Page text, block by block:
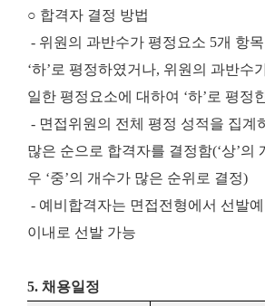
○ 합격자 결정 방법
- 위원의 과반수가 평정요소 5개 항
‘하’로 평정하였거나, 위원의 과반수
일한 평정요소에 대하여 ‘하’로 평정
- 면접위원의 전체 평정 성적을 집계
많은 순으로 합격자를 결정함(‘상’의
우 ‘중’의 개수가 많은 순위로 결정)
- 예비합격자는 면접전형에서 선발
이내로 선발 가능
5. 채용일정